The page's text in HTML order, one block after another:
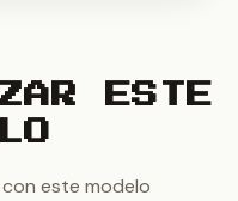
ESTE
este modelo